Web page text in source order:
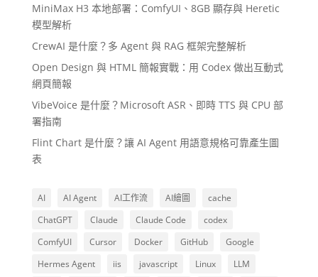
MiniMax H3 本地部署：ComfyUI、8GB 顯存與 Heretic
模型解析
CrewAI 是什麼？多 Agent 與 RAG 框架完整解析
Open Design 與 HTML 簡報實戰：用 Codex 做出互動式
網頁簡報
VibeVoice 是什麼？Microsoft ASR、即時 TTS 與 CPU 部
署指南
Flint Chart 是什麼？讓 AI Agent 用語意規格可靠產生圖
表
AI AI Agent AI工作流 AI繪圖
cache
ChatGPT
Claude Claude Code
codex
ComfyUI
Cursor Docker GitHub
Google
Hermes Agent
iis javascript Linux
LLM